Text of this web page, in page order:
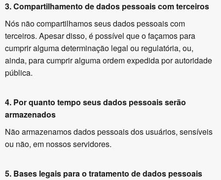
3.Compartilhamento de dados pessoais com terceiros
Nós não compartilhamos seus dados pessoais com
terceiros. Apesar disso, é possível que o façamos para
cumprir alguma determinação legal ou regulatória, ou,
ainda, para cumprir alguma ordem expedida por autoridade
pública.
4. Por quanto tempo seus dados pessoais serão
armazenados
Não armazenamos dados pessoais dos usuários, sensíveis
ou não, em nossos servidores.
5. Bases legais para o tratamento de dados pessoais